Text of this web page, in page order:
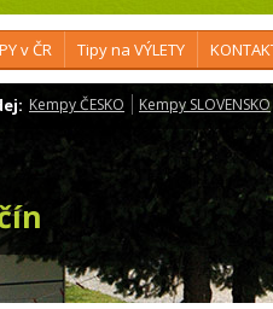
v ČR Tipy na VÝLETY
Kempy ČESKO Kempy SLOVENSKO